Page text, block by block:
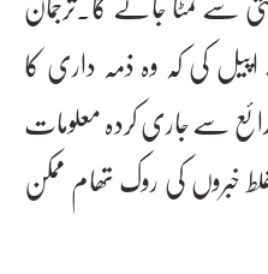
کی کہ وہ ذمہ داری کا
سے جاری کردہ معلومات
غلط خبروں کی روک تھام ممکن